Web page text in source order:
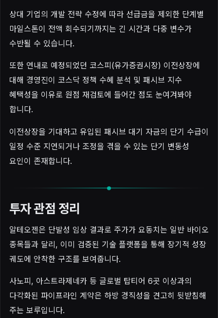
상대 기업의 개발 전략 수정에 따라 선급금을 제외한 단계별
마일스톤이 전액 회수되기까지는 긴 시간과 다중 변수가
수반될 수 있습니다.
또한 연내로 예정되었던 코스피(유가증권시장) 이전상장에
대해 경영진이 코스닥 정책 수혜 분석 및 패시브 지수
혜택성을 이유로 원점 재검토에 들어간 점도 눈여겨봐야
합니다.
이전상장을 기대하고 유입된 패시브 대기 자금의 단기 수급이
일정 수준 지연되거나 조정을 겪을 수 있는 단기 변동성
요인이 존재합니다.
투자 관점 정리
알테오젠은 단발성 임상 결과로 주가가 요동치는 일반 바이오
종목들과 달리, 이미 검증된 기술 플랫폼을 통해 장기적 성장
궤도에 안착한 구조를 보여줍니다.
사노피, 아스트라제네카 등 글로벌 탑티어 6곳 이상과의
다각화된 파이프라인 계약은 하방 경직성을 견고히 뒷받침해
주는 보루입니다.